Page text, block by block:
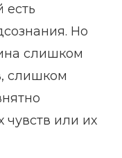
Но
слишком
слишком
чувств или их